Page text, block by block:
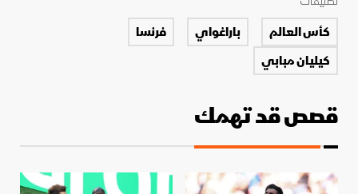
كأس العالم باراغواي
فرنسا
كيليان مبابي
قصص قد تهمك